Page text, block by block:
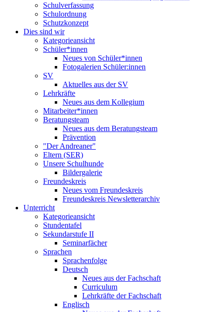
Schulverfassung
Schulordnung
Schutzkonzept
Dies sind wir
Kategorieansicht
Schüler*innen
Neues von Schüler*innen
Fotogalerien Schüler:innen
SV
Aktuelles aus der SV
Lehrkräfte
Neues aus dem Kollegium
Mitarbeiter*innen
Beratungsteam
Neues aus dem Beratungsteam
Prävention
"Der Andreaner"
Eltern (SER)
Unsere Schulhunde
Bildergalerie
Freundeskreis
Neues vom Freundeskreis
Freundeskreis Newsletterarchiv
Unterricht
Kategorieansicht
Stundentafel
Sekundarstufe II
Seminarfächer
Sprachen
Sprachenfolge
Deutsch
Neues aus der Fachschaft
Curriculum
Lehrkräfte der Fachschaft
Englisch